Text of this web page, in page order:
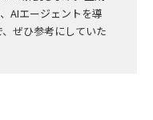
AIエージェントを導
ぜひ参考にしていた